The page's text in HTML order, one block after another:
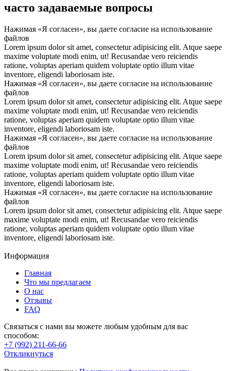
часто задаваемые вопросы
Нажимая «Я согласен», вы даете согласие на использование
файлов
Lorem ipsum dolor sit amet, consectetur adipisicing elit. Atque saepe
maxime voluptate modi enim, ut! Recusandae vero reiciendis
ratione, voluptas aperiam quidem voluptate optio illum vitae
inventore, eligendi laboriosam iste.
Нажимая «Я согласен», вы даете согласие на использование
файлов
Lorem ipsum dolor sit amet, consectetur adipisicing elit. Atque saepe
maxime voluptate modi enim, ut! Recusandae vero reiciendis
ratione, voluptas aperiam quidem voluptate optio illum vitae
inventore, eligendi laboriosam iste.
Нажимая «Я согласен», вы даете согласие на использование
файлов
Lorem ipsum dolor sit amet, consectetur adipisicing elit. Atque saepe
maxime voluptate modi enim, ut! Recusandae vero reiciendis
ratione, voluptas aperiam quidem voluptate optio illum vitae
inventore, eligendi laboriosam iste.
Нажимая «Я согласен», вы даете согласие на использование
файлов
Lorem ipsum dolor sit amet, consectetur adipisicing elit. Atque saepe
maxime voluptate modi enim, ut! Recusandae vero reiciendis
ratione, voluptas aperiam quidem voluptate optio illum vitae
inventore, eligendi laboriosam iste.
Информация
Главная
Что мы предлагаем
О нас
Отзывы
FAQ
Связаться с нами вы можете любым удобным для вас
способом:
+7 (992) 211-66-66
Откликнуться